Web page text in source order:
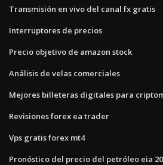
Transmisión en vivo del canal fx gratis
Interruptores de precios
Precio objetivo de amazon stock
Análisis de velas comerciales
Mejores billeteras digitales para
Revisiones forex ea trader
Vps gratis forex mt4
Pronóstico del precio del petróleo eia